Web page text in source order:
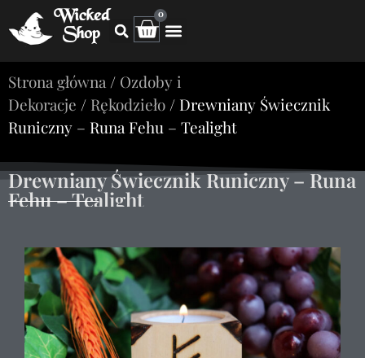
Wicked
Shop
0
Strona główna / Ozdoby i
Dekoracje / Rękodzieło / Drewniany Świecznik
Runiczny – Runa Fehu – Tealight
Drewniany Świecznik Runiczny – Runa
Fehu – Tealight